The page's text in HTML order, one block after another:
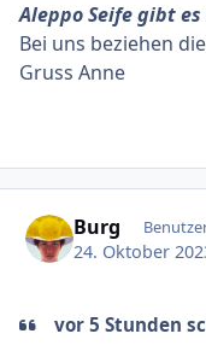
Aleppo Seife gibt
Bei uns beziehen
Gruss Anne
Burg
24. Oktober
vor 5 Stunden